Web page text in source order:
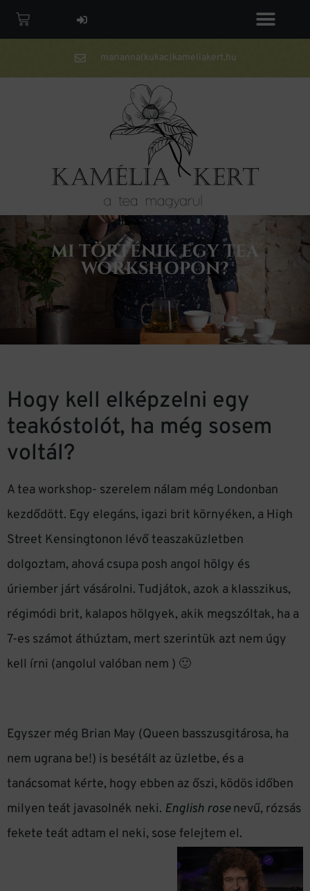
marianna(kukac)kameliakert.hu
MI TÖRTÉNIK EGY TEA
WORKSHOPON?
Hogy kell elképzelni egy
teakóstolót, ha még sosem
voltál?
A tea workshop- szerelem nálam még Londonban
kezdődött. Egy elegáns, igazi brit környéken, a High
Street Kensingtonon lévő teaszaküzletben
dolgoztam, ahová csupa posh angol hölgy és
úriember járt vásárolni. Tudjátok, azok a klasszikus,
régimódi brit, kalapos hölgyek, akik megszóltak, ha a
7-es számot áthúztam, mert szerintük azt nem úgy
kell írni (angolul valóban nem ) 🙂
Egyszer még Brian May (Queen basszusgitárosa, ha
nem ugrana be!) is besétált az üzletbe, és a
tanácsomat kérte, hogy ebben az őszi, ködös időben
milyen teát javasolnék neki. English rosenevű, rózsás
fekete teát adtam el neki, sose felejtem el.